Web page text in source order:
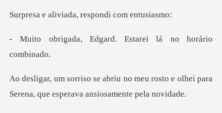
iada, respondi
dgard. Estarei lá n
meu rosto e olhei para
Serena, que